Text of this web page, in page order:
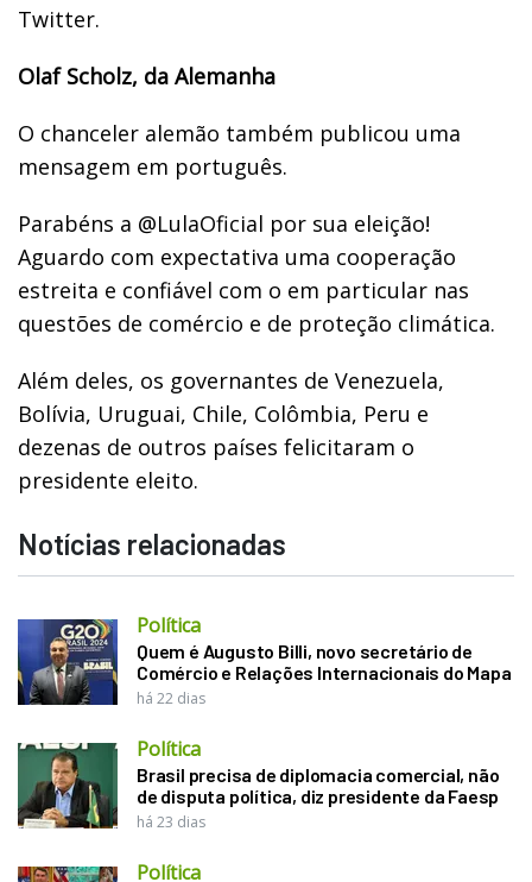
Twitter.
Olaf Scholz, da Alemanha
O chanceler alemão também publicou uma
mensagem em português.
Parabéns a @LulaOficial por sua eleição!
Aguardo com expectativa uma cooperação
estreita e confiável com o em particular nas
questões de comércio e de proteção climática.
Além deles, os governantes de Venezuela,
Bolívia, Uruguai, Chile, Colômbia, Peru e
dezenas de outros países felicitaram o
presidente eleito.
Notícias relacionadas
Política
Quem é Augusto Billi, novo secretário de
Comércio e Relações Internacionais do Mapa
há 22 dias
Política
Brasil precisa de diplomacia comercial, não
de disputa política, diz presidente da Faesp
há 23 dias
Política